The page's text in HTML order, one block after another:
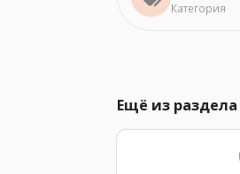
Категория
Ещё из раздела